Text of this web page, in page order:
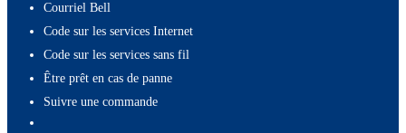
Courriel Bell
Code sur les services Internet
Code sur les services sans fil
Être prêt en cas de panne
Suivre une commande